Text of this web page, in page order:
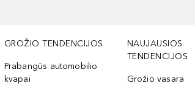
GROŽIO TENDENCIJOS
Prabangūs automobilio
kvapai
NAUJAUSIOS
TENDENCIJOS
Grožio vasara